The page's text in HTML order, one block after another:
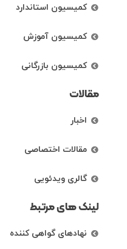
کمیسیون استاندارد
کمیسیون آموزش
کمیسیون بازرگانی
مقالات
اخبار
مقالات اختصاصی
گالری ویدئویی
لینک های مرتبط
نهادهای گواهی کننده